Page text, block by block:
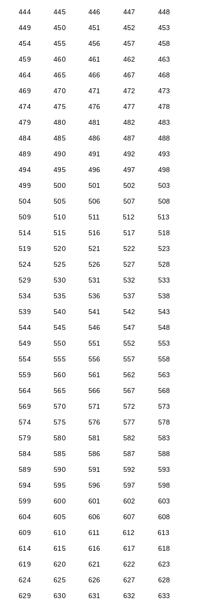
444 445 446 447
448
449
450 451 452
453
454
455 456 457
458
459
460 461 462
463
464
465 466 467
468
469
470 471 472
473
474
475 476 477
478
479
480 481 482
483
484
485 486 487
488
489
490 491 492
493
494
495 496 497
498
499
500 501 502
503
504
505 506 507
508
509
510 511 512
513
514
515 516 517
518
519
520 521 522
523
524
525 526 527
528
529
530 531 532
533
534
535 536 537
538
539
540 541 542
543
544
545 546 547
548
549
550 551 552
553
554
555 556 557
558
559
560 561 562
563
564
565 566 567
568
569
570 571 572
573
574
575 576 577
578
579
580 581 582
583
584
585 586 587
588
589
590 591 592
593
594
595 596 597
598
599
600 601 602
603
604
605 606 607
608
609
610 611 612
613
614
615 616 617
618
619
620 621 622
623
624
625 626 627
628
629
630 631 632
633